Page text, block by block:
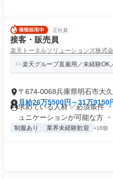
正社員
接客・販売員
楽天トータルソリューションズ株式
楽天グループ直雇用／未経験OK
〒674-0068兵庫県明石市大久
通
月給26万5500円～31万9150
求めている人材 ✅必須条件
ュニケーションが可能な方 ・
制服あり 業界未経験歓迎 +18個